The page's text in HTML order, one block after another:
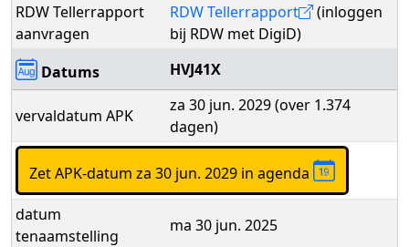
RDW Tellerrapport
aanvragen
RDW Tellerrapport
(inloggen
bij RDW met DigiD)
Datums
HVJ41X
vervaldatum APK
za 30 jun. 2029 (over 1.374
dagen)
Zet APK-datum za 30 jun. 2029 in agenda
datum
tenaamstelling
ma 30 jun. 2025